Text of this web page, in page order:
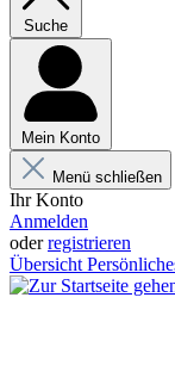
Suche
Mein Konto
Menü schließen
Ihr Konto
Anmelden
oderregistrieren
Übersicht